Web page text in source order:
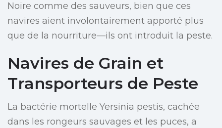
Noire comme des sauveurs, bien que ces
navires aient involontairement apporté plus
que de la nourriture—ils ont introduit la peste.
Navires de Grain et
Transporteurs de Peste
La bactérie mortelle Yersinia pestis, cachée
dans les rongeurs sauvages et les puces, a